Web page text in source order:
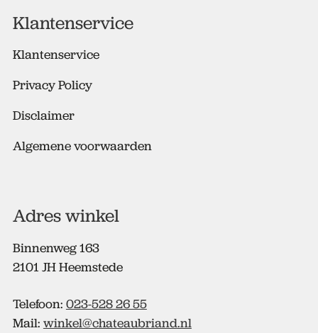
s
*
Klantenservice
Klantenservice
Privacy Policy
Disclaimer
Algemene voorwaarden
Adres winkel
Binnenweg 163
2101 JH Heemstede
Telefoon: 023-528 26 55
Mail: winkel@chateaubriand.nl